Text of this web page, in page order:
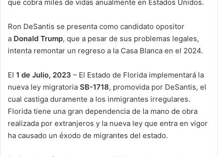
que cobra miles de vidas anualmente en Estados Unidos.
Ron DeSantis se presenta como candidato opositor
a Donald Trump, que a pesar de sus problemas legales,
intenta remontar un regreso a la Casa Blanca en el 2024.
El 1 de Julio, 2023 – El Estado de Florida implementará la
nueva ley migratoria SB-1718, promovida por DeSantis, el
cual castiga duramente a los inmigrantes irregulares.
Florida tiene una gran dependencia de la mano de obra
realizada por extranjeros y la nueva ley que entra en vigor
ha causado un éxodo de migrantes del estado.